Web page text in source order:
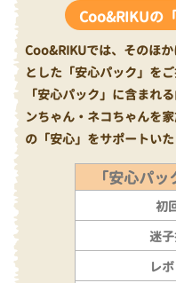
Coo&RIKUの
Coo&RIKUでは、そのほ
とした「安心パック」を
「安心パック」に含まれ
ンちゃん・ネコちゃんを
の「安心」をサポートいた
「安心パ
初
迷
レ